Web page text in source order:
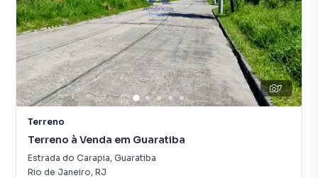
7
Terreno
Terreno à Venda em Guaratiba
Estrada do Carapia, Guaratiba
Rio de Janeiro, RJ